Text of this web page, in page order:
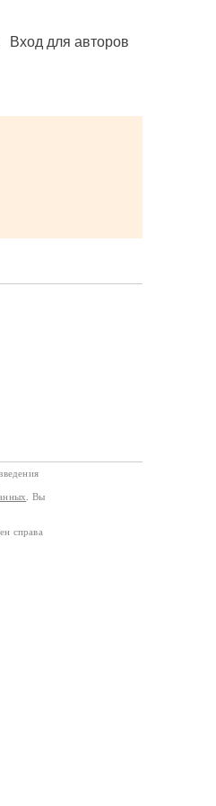
Вход для авторов
. Вы
справа